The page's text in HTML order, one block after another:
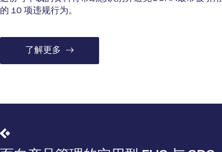
的 10 项违规行为。
了解更多